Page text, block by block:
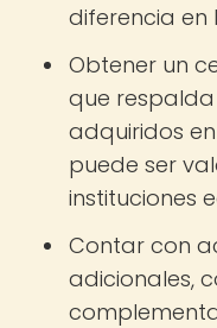
diferencia en
Obtener un
que
adquiridos
puede ser
instituciones
Contar con
adicionales,